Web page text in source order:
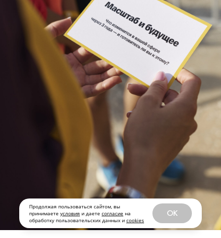
Продолжая пользоваться сайтом, вы
принимаете условия и даете согласие на
обработку пользовательских данных и cookies
OK